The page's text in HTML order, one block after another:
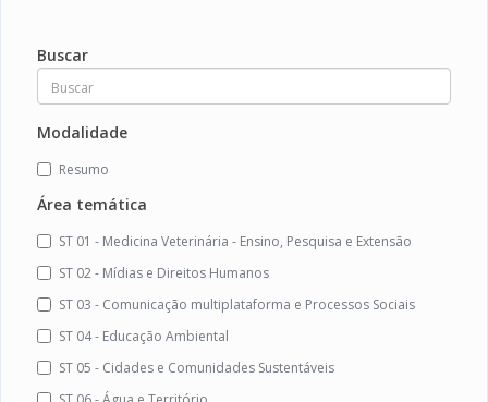
Buscar
Modalidade
Resumo
Área temática
ST 01 - Medicina Veterinária - Ensino, Pesquisa e Extensão
ST 02 - Mídias e Direitos Humanos
ST 03 - Comunicação multiplataforma e Processos Sociais
ST 04 - Educação Ambiental
ST 05 - Cidades e Comunidades Sustentáveis